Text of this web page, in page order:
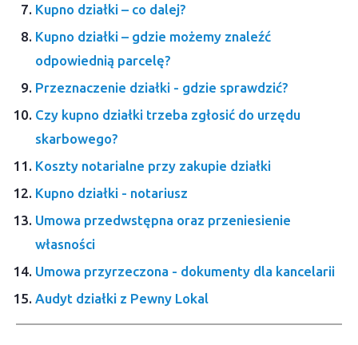
Kupno działki – co dalej?
Kupno działki – gdzie możemy znaleźć
odpowiednią parcelę?
Przeznaczenie działki - gdzie sprawdzić?
Czy kupno działki trzeba zgłosić do urzędu
skarbowego?
Koszty notarialne przy zakupie działki
Kupno działki - notariusz
Umowa przedwstępna oraz przeniesienie
własności
Umowa przyrzeczona - dokumenty dla kancelarii
Audyt działki z Pewny Lokal